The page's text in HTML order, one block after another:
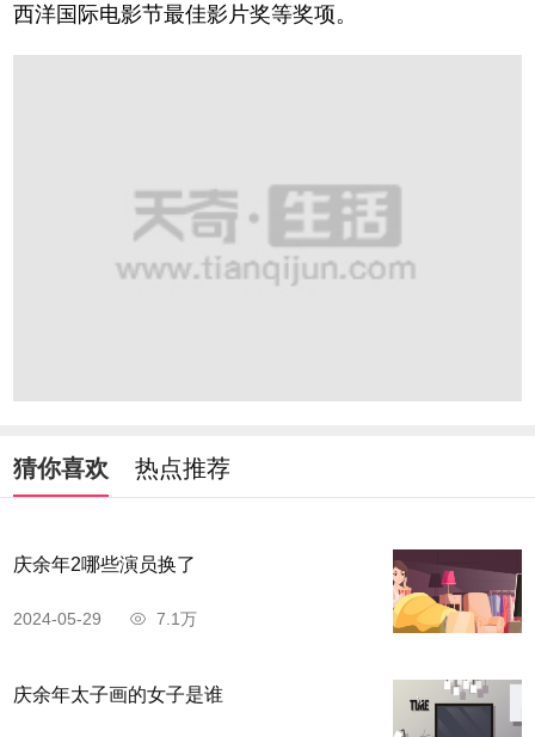
西洋国际电影节最佳影片奖等奖项。
猜你喜欢 热点推荐
庆余年2哪些演员换了
2024-05-29 7.1万
庆余年太子画的女子是谁